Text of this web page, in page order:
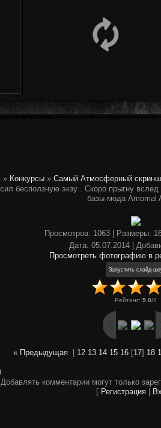
» Конкурсы » Самый Атмосферный
бесползную экзу . Скоро прыгну
базы мода Amomal
Просмотров: 1063 | Размеры:
Дата: 05.07.2014 |
Просмотреть фотографию в
Рейтинг: 5.0/2
« Предыдущая 12 13 14 15 16 [17] 18
Добавлять комментарии могут только
[ Регистрация|